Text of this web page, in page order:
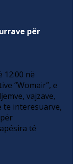
për
12:00 në
“Womair”, e
vajzave,
të interesuarve,
të